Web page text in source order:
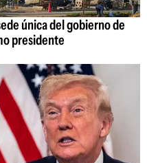
única del gobierno de
presidente